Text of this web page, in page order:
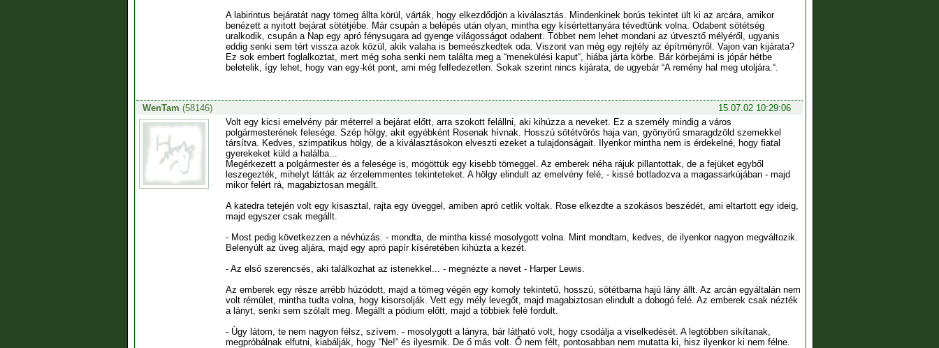
A labirintus bejáratát nagy tömeg állta körül, várták, hogy elkezdődjön a kiválasztás. Mindenkinek borús tekintet ült ki az arcára, amikor
benézett a nyitott bejárat sötétjébe. Már csupán a belépés után olyan, mintha egy kísértettanyára tévedtünk volna. Odabent sötétség
uralkodik, csupán a Nap egy apró fénysugara ad gyenge világosságot odabent. Többet nem lehet mondani az útvesztő mélyéről, ugyanis
eddig senki sem tért vissza azok közül, akik valaha is bemeészkedtek oda. Viszont van még egy rejtély az építményről. Vajon van kijárata?
Ez sok embert foglalkoztat, mert még soha senki nem találta meg a “menekülési kaput“, hiába járta körbe. Bár körbejárni is jópár hétbe
beletelik, így lehet, hogy van egy-két pont, ami még felfedezetlen. Sokak szerint nincs kijárata, de ugyebár “A remény hal meg utoljára.“.
WenTam (58146)
15.07.02 10:29:06
Volt egy kicsi emelvény pár méterrel a bejárat előtt, arra szokott felállni, aki kihúzza a neveket. Ez a személy mindig a város
polgármesterének felesége. Szép hölgy, akit egyébként Rosenak hívnak. Hosszú sötétvörös haja van, gyönyörű smaragdzöld szemekkel
társítva. Kedves, szimpatikus hölgy, de a kiválasztásokon elveszti ezeket a tulajdonságait. Ilyenkor mintha nem is érdekelné, hogy fiatal
gyerekeket küld a halálba...
Megérkezett a polgármester és a felesége is, mögöttük egy kisebb tömeggel. Az emberek néha rájuk pillantottak, de a fejüket egyből
leszegezték, mihelyt látták az érzelemmentes tekinteteket. A hölgy elindult az emelvény felé, - kissé botladozva a magassarkújában - majd
mikor felért rá, magabiztosan megállt.
A katedra tetején volt egy kisasztal, rajta egy üveggel, amiben apró cetlik voltak. Rose elkezdte a szokásos beszédét, ami eltartott egy ideig,
majd egyszer csak megállt.
- Most pedig következzen a névhúzás. - mondta, de mintha kissé mosolygott volna. Mint mondtam, kedves, de ilyenkor nagyon megváltozik.
Belenyúlt az üveg aljára, majd egy apró papír kíséretében kihúzta a kezét.
- Az első szerencsés, aki találkozhat az istenekkel... - megnézte a nevet - Harper Lewis.
Az emberek egy része arrébb húzódott, majd a tömeg végén egy komoly tekintetű, hosszú, sötétbarna hajú lány állt. Az arcán egyáltalán nem
volt rémület, mintha tudta volna, hogy kisorsolják. Vett egy mély levegőt, majd magabiztosan elindult a dobogó felé. Az emberek csak nézték
a lányt, senki sem szólalt meg. Megállt a pódium előtt, majd a többiek felé fordult.
- Úgy látom, te nem nagyon félsz, szívem. - mosolygott a lányra, bár látható volt, hogy csodálja a viselkedését. A legtöbben sikítanak,
megpróbálnak elfutni, kiabálják, hogy “Ne!“ és ilyesmik. De ő más volt. Ő nem félt, pontosabban nem mutatta ki, hisz ilyenkor ki nem félne.